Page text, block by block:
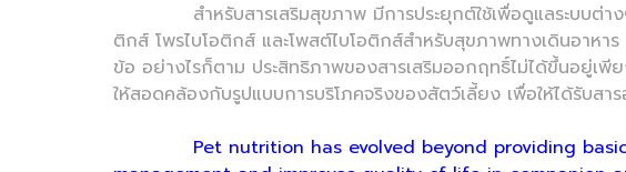
สำหรับสารเสริมสุขภาพ มีการประยุกต์ใช้เพื่อดูแลระบบต่างๆ ข
ติกส์ โพรไบโอติกส์ และโพสต์ไบโอติกส์สำหรับสุขภาพทางเดินอาหา
ข้อ อย่างไรก็ตาม ประสิทธิภาพของสารเสริมออกฤทธิ์ไม่ได้ขึ้นอยู่
ให้สอดคล้องกับรูปแบบการบริโภคจริงของสัตว์เลี้ยง เพื่อให้ได้รับ
Pet nutrition has evolved beyond providing